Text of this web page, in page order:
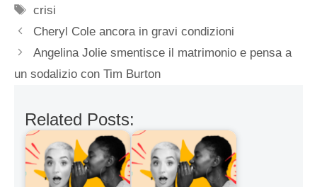
Tag
crisi
Cheryl Cole ancora in gravi condizioni
Angelina Jolie smentisce il matrimonio e pensa a
un sodalizio con Tim Burton
Related Posts: